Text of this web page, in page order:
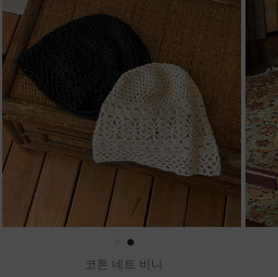
●
코튼 네트 비니